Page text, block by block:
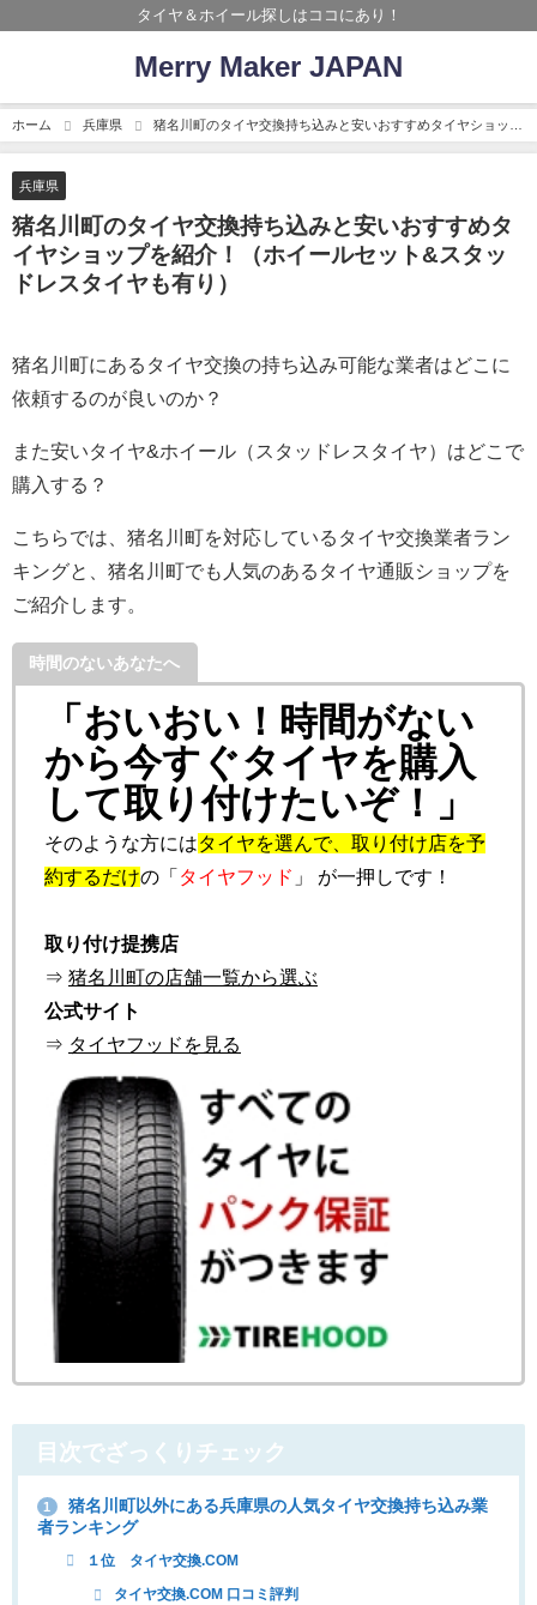
タイヤ＆ホイール探しはココにあり！
Merry Maker JAPAN
ホーム 兵庫県
猪名川町のタイヤ交換持ち込みと安いおすすめタイヤショップ
を紹介！（ホイールセット&スタッドレスタイヤも有り）
兵庫県
猪名川町のタイヤ交換持ち込みと安いおすすめタ
イヤショップを紹介！（ホイールセット&スタッ
ドレスタイヤも有り）
猪名川町にあるタイヤ交換の持ち込み可能な業者はどこに
依頼するのが良いのか？
また安いタイヤ&ホイール（スタッドレスタイヤ）はどこで
購入する？
こちらでは、猪名川町を対応しているタイヤ交換業者ラン
キングと、猪名川町でも人気のあるタイヤ通販ショップを
ご紹介します。
時間のないあなたへ
「おいおい！時間がない
から今すぐタイヤを購入
して取り付けたいぞ！」
そのような方にはタイヤを選んで、取り付け店を予
約するだけの「 タイヤフッド 」 が一押しです！
取り付け提携店
⇒ 猪名川町の店舗一覧から選ぶ
公式サイト
⇒ タイヤフッドを見る
目次でざっくりチェック
1
猪名川町以外にある兵庫県の人気タイヤ交換持ち込み業
者ランキング
１位 タイヤ交換.COM
タイヤ交換.COM 口コミ評判